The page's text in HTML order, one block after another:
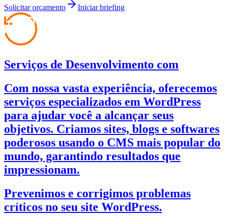
Solicitar orçamento Iniciar briefing
Serviços de Desenvolvimento com
Com nossa vasta experiência, oferecemos
serviços especializados em WordPress
para ajudar você a alcançar seus
objetivos. Criamos sites, blogs e softwares
poderosos usando o CMS mais popular do
mundo, garantindo resultados que
impressionam.
Prevenimos e corrigimos problemas
críticos no seu site WordPress.